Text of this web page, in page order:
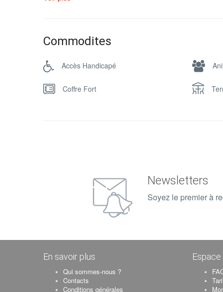
éclairage continue selon les besoins de chacun, une
De juin à fin septembre, il n’est pas rare d’observer le
Tous les façades des bungalows ont une vue directe
derrière les bungalows avec sa superbe végétation à
Des transats ainsi que des serviettes de plage sont mis à
Salle de bain privatif
Commodites
Accès Handicapé
Coffre Fort
Newsletters
Soyez le premier à
En savoir plus
Qui sommes-nous ?
Contacts
Conditions générales